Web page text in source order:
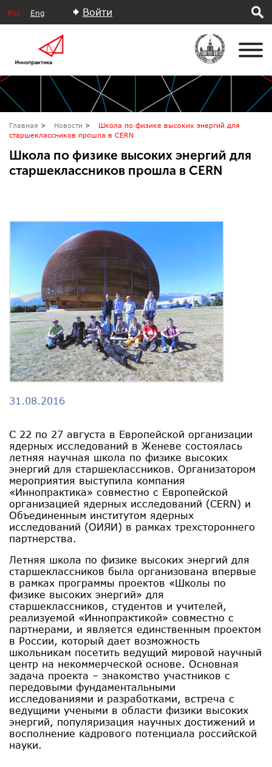
Рус Eng Войти
Главная Новости
Школа по физике высоких энергий для
старшеклассников прошла в CERN
Школа по физике высоких энергий для
старшеклассников прошла в CERN
31.08.2016
C 22 по 27 августа в Европейской организации
ядерных исследований в Женеве состоялась
летняя научная школа по физике высоких
энергий для старшеклассников. Организатором
мероприятия выступила компания
«Иннопрактика» совместно с Европейской
организацией ядерных исследований (CERN) и
Объединенным институтом ядерных
исследований (ОИЯИ) в рамках трехстороннего
партнерства.
Летняя школа по физике высоких энергий для
старшеклассников была организована впервые
в рамках программы проектов «Школы по
физике высоких энергий» для
старшеклассников, студентов и учителей,
реализуемой «Иннопрактикой» совместно с
партнерами, и является единственным проектом
в России, который дает возможность
школьникам посетить ведущий мировой научный
центр на некоммерческой основе. Основная
задача проекта – знакомство участников с
передовыми фундаментальными
исследованиями и разработками, встреча с
ведущими учеными в области физики высоких
энергий, популяризация научных достижений и
восполнение кадрового потенциала российской
науки.